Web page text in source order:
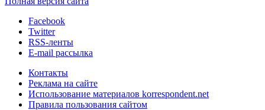
Facebook
Twitter
RSS-ленты
E-mail рассылка
Контакты
Реклама на сайте
Использование материалов korrespondent.net
Правила пользования сайтом